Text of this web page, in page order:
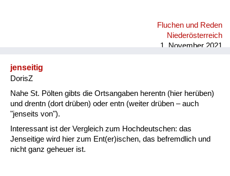
Fluchen und Reden
Niederösterreich
1. November 2021
jenseitig
DorisZ
Nahe St. Pölten gibts die Ortsangaben herentn (hier herüben)
und drentn (dort drüben) oder entn (weiter drüben – auch
"jenseits von").
Interessant ist der Vergleich zum Hochdeutschen: das
Jenseitige wird hier zum Ent(er)ischen, das befremdlich und
nicht ganz geheuer ist.